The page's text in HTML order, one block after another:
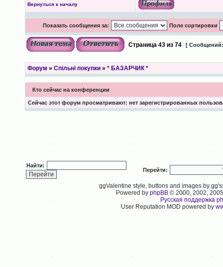
Вернуться к началу
Показать сообщения за: Поле сортировки
Страница 43из 74 [
Форум » Спільні покупки» * БАЗАРЧИК *
Кто сейчас на конференции
Сейчас этот форум просматривают: нет зарегистрированных
Найти:
Перейти:
ggValentine style, buttons and images by
Powered byphpBB © 2000, 2002,
Русская поддержка
User Reputation MOD powered by